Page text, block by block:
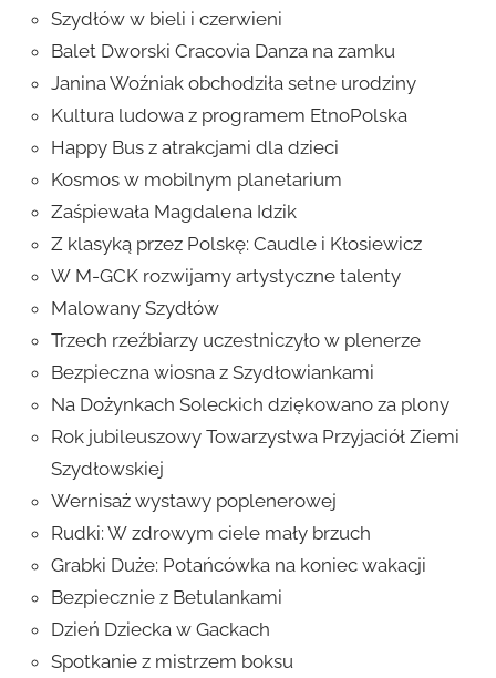
Szydłów w bieli i czerwieni
Balet Dworski Cracovia Danza na zamku
Janina Woźniak obchodziła setne urodziny
Kultura ludowa z programem EtnoPolska
Happy Bus z atrakcjami dla dzieci
Kosmos w mobilnym planetarium
Zaśpiewała Magdalena Idzik
Z klasyką przez Polskę: Caudle i Kłosiewicz
W M-GCK rozwijamy artystyczne talenty
Malowany Szydłów
Trzech rzeźbiarzy uczestniczyło w plenerze
Bezpieczna wiosna z Szydłowiankami
Na Dożynkach Soleckich dziękowano za plony
Rok jubileuszowy Towarzystwa Przyjaciół Ziemi
Szydłowskiej
Wernisaż wystawy poplenerowej
Rudki: W zdrowym ciele mały brzuch
Grabki Duże: Potańcówka na koniec wakacji
Bezpiecznie z Betulankami
Dzień Dziecka w Gackach
Spotkanie z mistrzem boksu